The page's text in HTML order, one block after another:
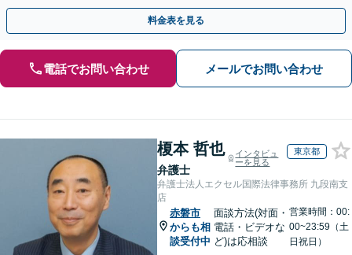
相談ください。新たなスタートを丁寧に支援いたします。
料金表を見る
電話でお問い合わせ メールでお問い合わせ
榎本 哲也
弁護士
インタビュ
ーを見る
東京都
弁護士法人エクセル国際法律事務所 九段南支
店
赤磐市
からも相
談受付中
面談方法(対面・
電話・ビデオな
ど)は応相談
営業時間：00:
00~23:59（土
日祝日）